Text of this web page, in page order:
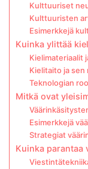
Kulttuuriset
Kulttuuristen
Esimerkkejä
Kuinka ylittää
Kielimateriaalit
Kielitaito ja sen
Teknologian
Mitkä ovat
Esimerkkejä
Strategiat
Kuinka parantaa